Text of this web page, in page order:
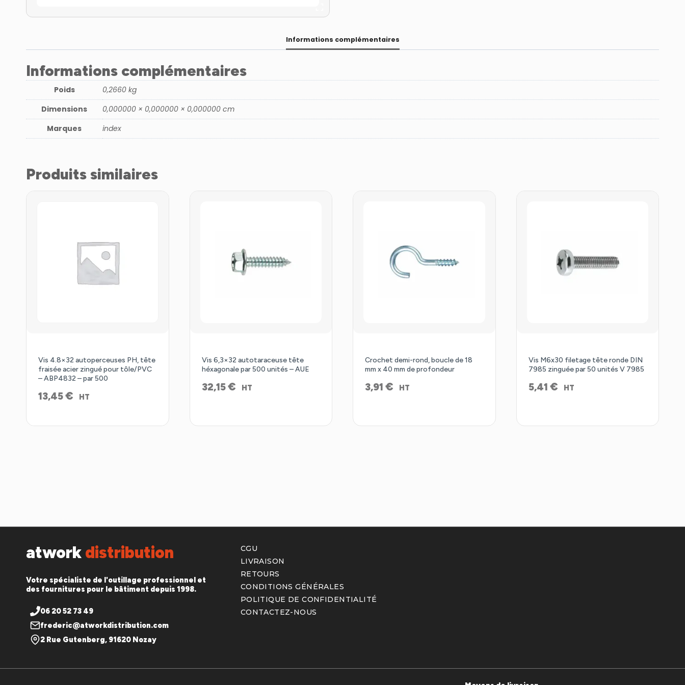
Informations complémentaires
Informations complémentaires
Poids
0,2660 kg
Dimensions
0,000000 × 0,000000 × 0,000000 cm
Marques
index
Produits similaires
Vis 4.8×32 autoperceuses PH, tête
fraisée acier zingué pour tôle/PVC
– ABP4832 – par 500
13,45€ HT
Vis 6,3×32 autotaraceuse tête
héxagonale par 500 unités – AUE
32,15€ HT
Crochet demi-rond, boucle de 18
mm x 40 mm de profondeur
3,91 € HT
Vis M6x30 filetage tête ronde DIN
7985 zinguée par 50 unités V 7985
5,41 € HT
atwork distribution
Votre spécialiste de l'outillage professionnel et
des fournitures pour le bâtiment depuis 1998.
06 20 52 73 49
frederic@atworkdistribution.com
2 Rue Gutenberg, 91620 Nozay
CGU
LIVRAISON
RETOURS
CONDITIONS GÉNÉRALES
POLITIQUE DE CONFIDENTIALITÉ
CONTACTEZ-NOUS